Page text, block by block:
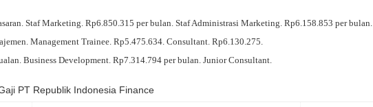
Staf Marketing. Rp6.850.315 per bulan. Staf Administrasi Marketing. Rp6.158.853 per bulan.
Management Trainee. Rp5.475.634. Consultant. Rp6.130.275.
Business Development. Rp7.314.794 per bulan. Junior Consultant.
PT Republik Indonesia Finance